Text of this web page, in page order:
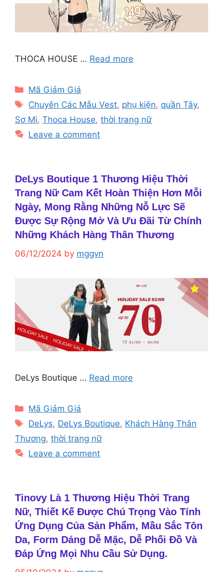
THOCA HOUSE … Read more
Categories
Mã Giảm Giá
Tags
Chuyên Các Mẫu Vest, phụ kiện, quần Tây,
Sơ Mi, Thoca House, thời trang nữ
Leave a comment
DeLys Boutique 1 Thương Hiệu Thời
Trang Nữ Cam Kết Hoàn Thiện Hơn Mỗi
Ngày, Mong Rằng Những Nỗ Lực Sẽ
Được Sự Rộng Mở Và Ưu Đãi Từ Chính
Những Khách Hàng Thân Thương
06/12/2024 by mggvn
DeLys Boutique … Read more
Categories
Mã Giảm Giá
Tags
DeLys, DeLys Boutique, Khách Hàng Thân
Thương, thời trang nữ
Leave a comment
Tinovy Là 1 Thương Hiệu Thời Trang
Nữ, Thiết Kế Được Chú Trọng Vào Tính
Ứng Dụng Của Sản Phẩm, Mầu Sắc Tôn
Da, Form Dáng Dễ Mặc, Dễ Phối Đồ Và
Đáp Ứng Mọi Nhu Cầu Sử Dụng.